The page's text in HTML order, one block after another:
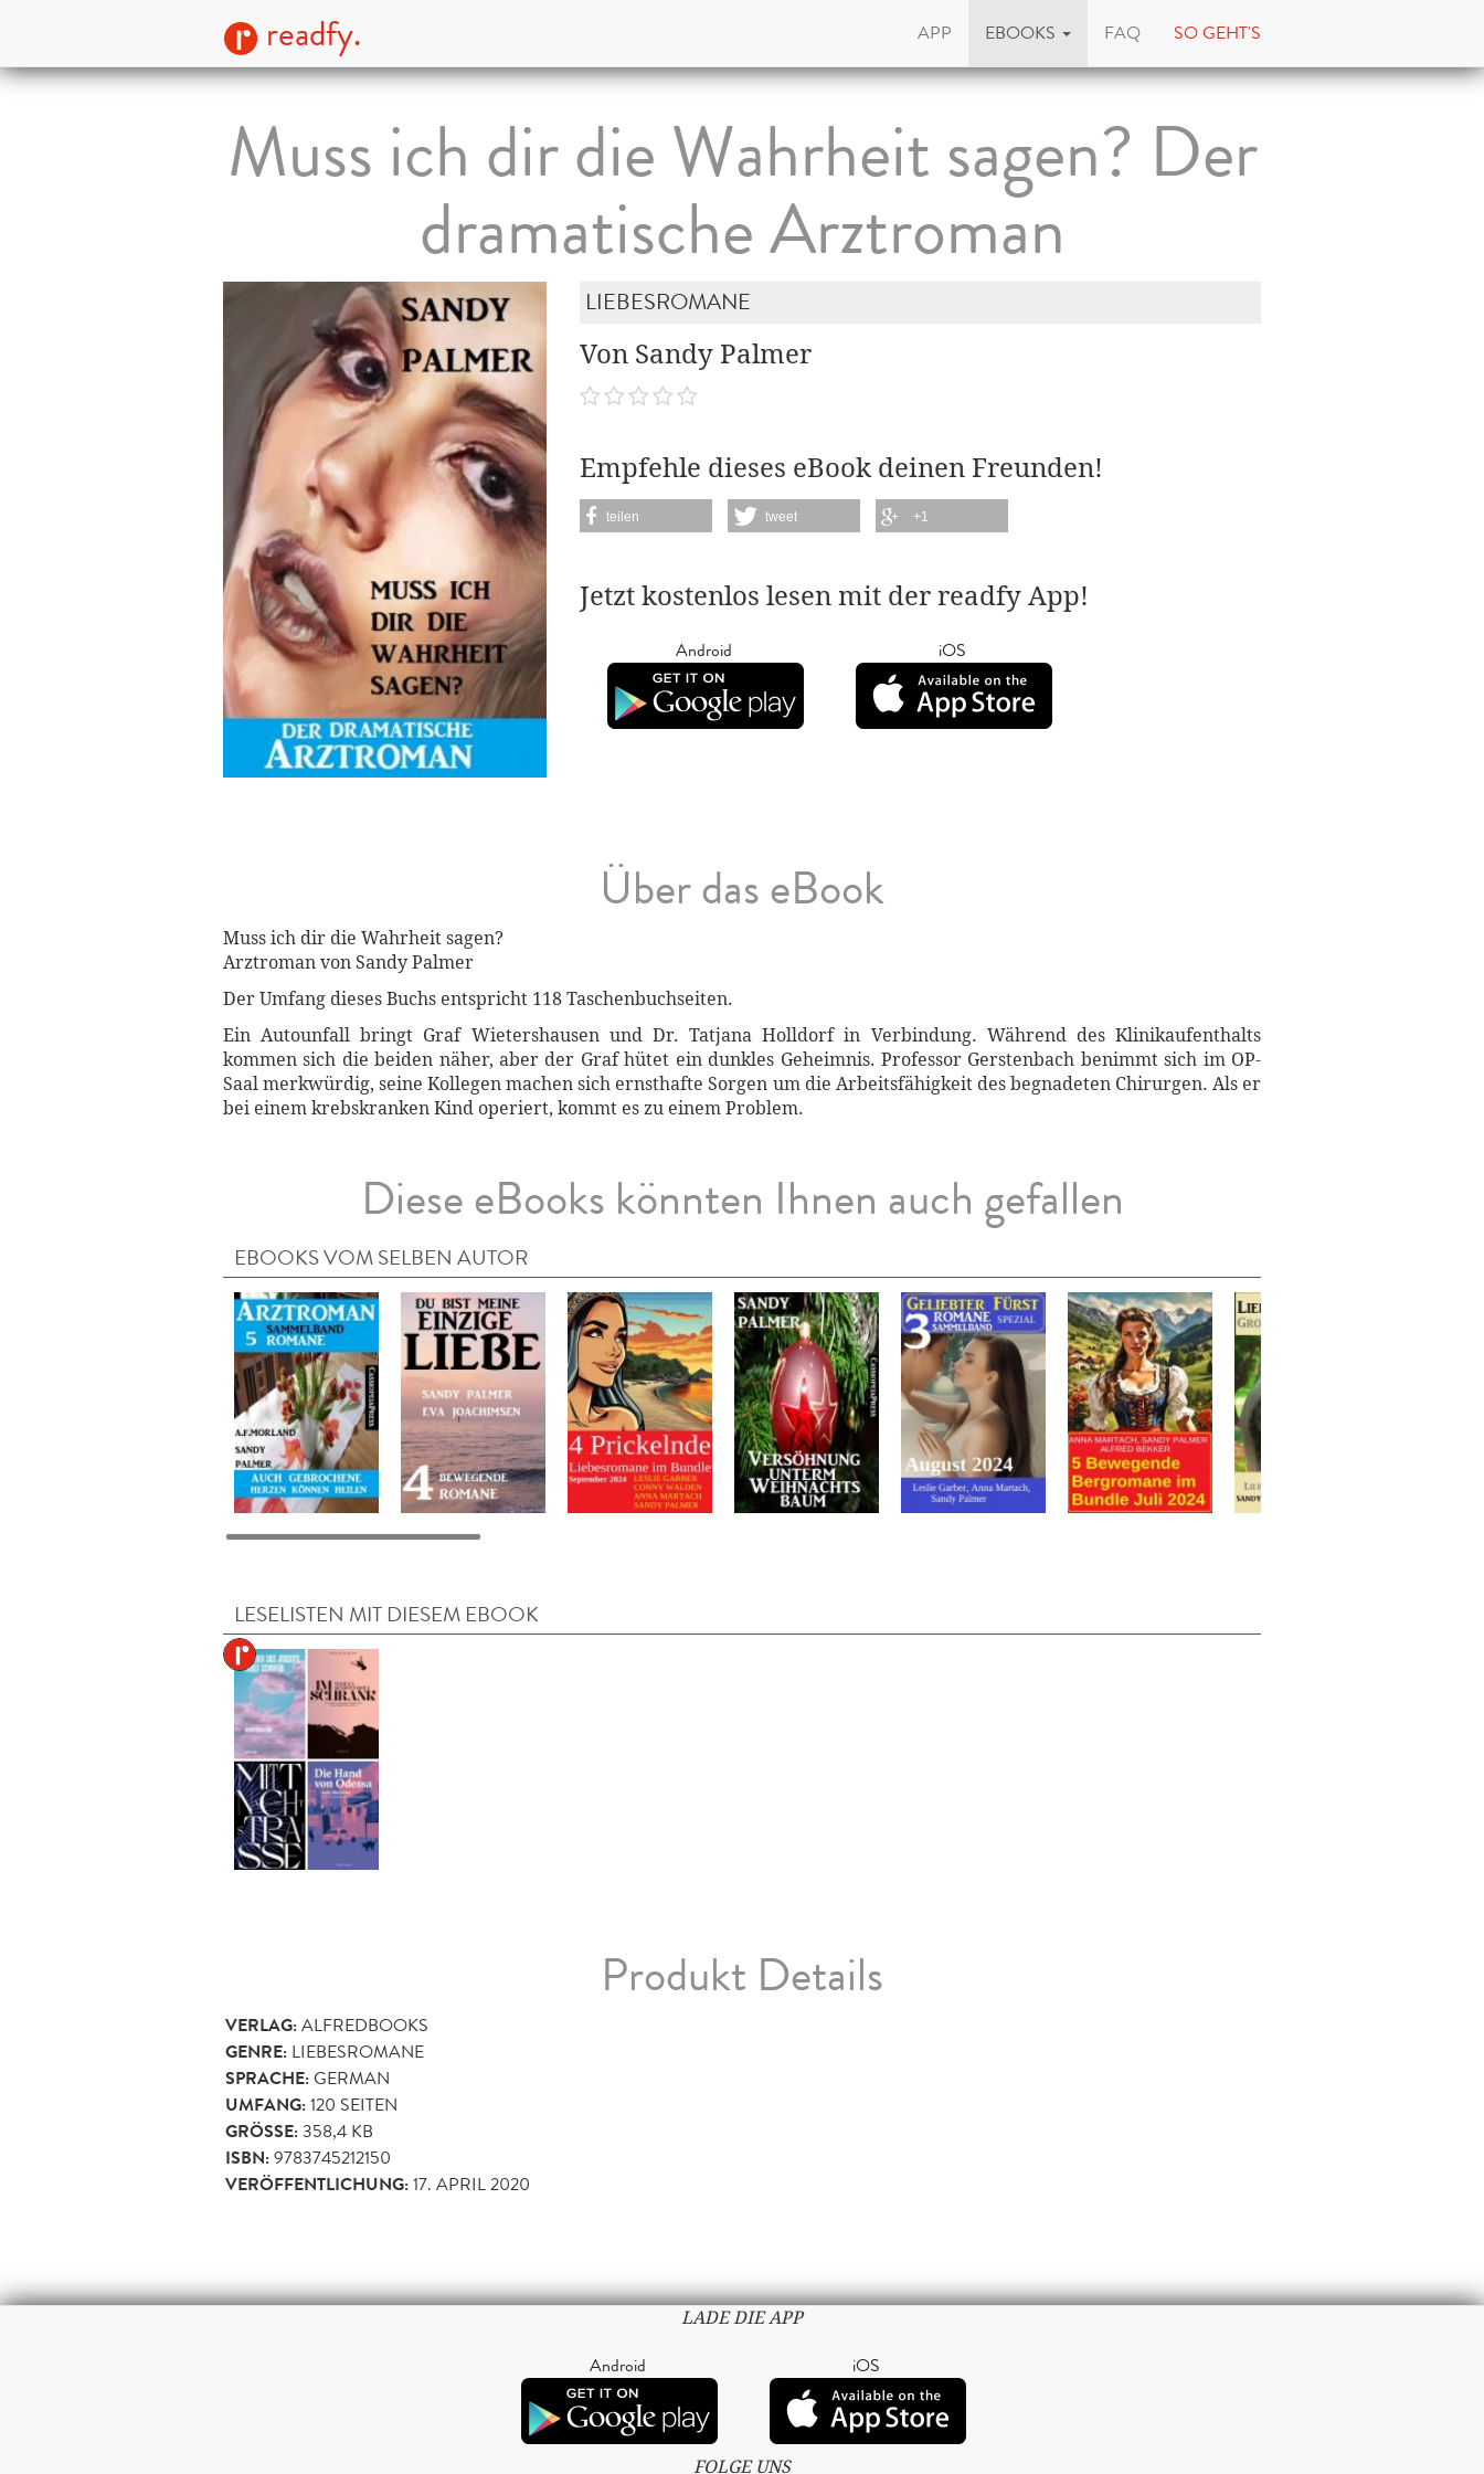
readfy. APP EBOOKS FAQ SO GEHT'S
Muss ich dir die Wahrheit sagen? Der
dramatische Arztroman
LIEBESROMANE
Von Sandy Palmer
Empfehle dieses eBook deinen Freunden!
teilen tweet +1
Jetzt kostenlos lesen mit der readfy App!
Android iOS
Über das eBook
Muss ich dir die Wahrheit sagen?
Arztroman von Sandy Palmer
Der Umfang dieses Buchs entspricht 118 Taschenbuchseiten.
Ein Autounfall bringt Graf Wietershausen und Dr. Tatjana Holldorf in Verbindung. Während des Klinikaufenthalts
kommen sich die beiden näher, aber der Graf hütet ein dunkles Geheimnis. Professor Gerstenbach benimmt sich im OP-
Saal merkwürdig, seine Kollegen machen sich ernsthafte Sorgen um die Arbeitsfähigkeit des begnadeten Chirurgen. Als er
bei einem krebskranken Kind operiert, kommt es zu einem Problem.
Diese eBooks könnten Ihnen auch gefallen
EBOOKS VOM SELBEN AUTOR
LESELISTEN MIT DIESEM EBOOK
Produkt Details
VERLAG:ALFREDBOOKS
GENRE: LIEBESROMANE
SPRACHE:GERMAN
UMFANG:120 SEITEN
GRÖSSE: 358,4 KB
ISBN:9783745212150
VERÖFFENTLICHUNG:17. APRIL 2020
LADE DIE APP
Android iOS
FOLGE UNS